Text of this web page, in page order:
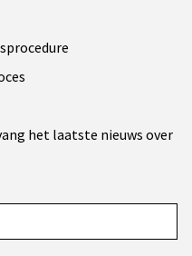
het laatste nieuws over